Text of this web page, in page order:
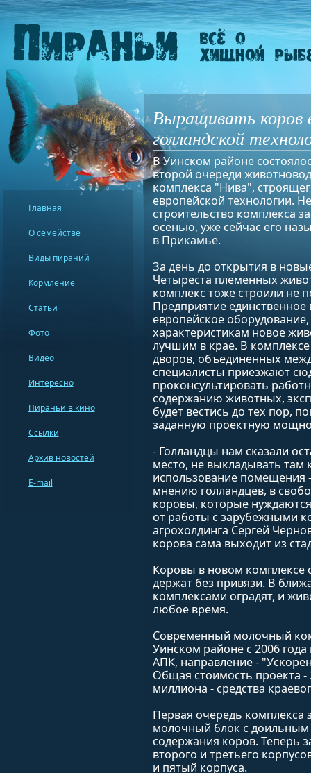
Выращивать коров
голландской
В Уинском районе
второй очереди
комплекса "Нива",
европейской технологии.
строительство комплекса
осенью, уже сейчас его
в Прикамье.
За день до открытия в
Четыреста племенных
комплекс тоже строили не
Предприятие единственное
европейское
характеристикам новое
лучшим в крае. В
дворов, объединенных
специалисты приезжают
проконсультировать
содержанию животных,
будет вестись до тех пор,
заданную проектную
- Голландцы нам сказали
место, не выкладывать там
использование помещения
мнению голландцев, в
коровы, которые
от работы с зарубежными
агрохолдинга Сергей
корова сама выходит из
Коровы в новом комплексе
держат без привязи. В
комплексами оградят, и
любое время.
Современный молочный
Уинском районе с 2006
АПК, направление -
Общая стоимость проекта -
миллиона - средства
Первая очередь комплекса
молочный блок с доильным
содержания коров. Теперь
второго и третьего
и пятый корпуса.
Главная
О семействе
Виды пираний
Кормление
Статьи
Фото
Видео
Интересно
Пираньи в кино
Ссылки
Архив новостей
E-mail